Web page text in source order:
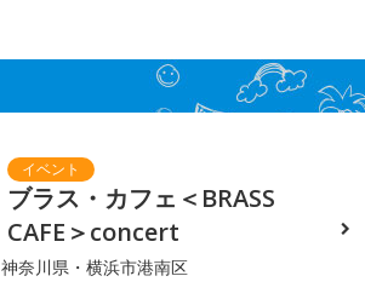
ブラス・カフェ＜BRASS
CAFE＞concert
神奈川県・横浜市港南区